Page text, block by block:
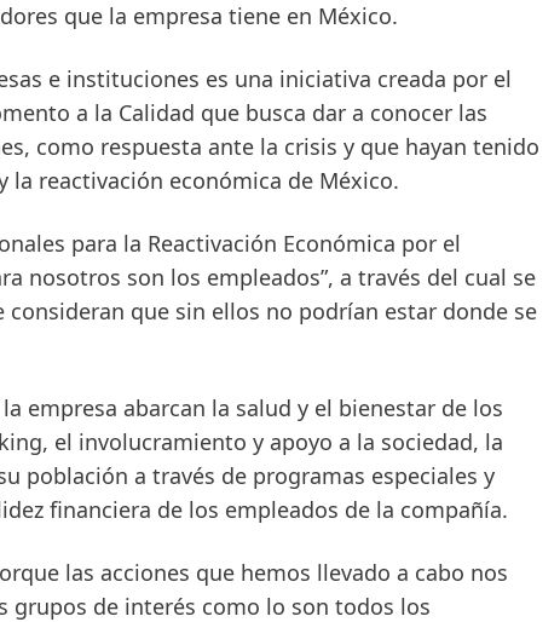
que la empresa tiene en México.
e instituciones es una iniciativa creada por el
a la Calidad que busca dar a conocer las
como respuesta ante la crisis y que hayan tenido
reactivación económica de México.
para la Reactivación Económica por el
nosotros son los empleados”, a través del cual se
que sin ellos no podrían estar donde se
empresa abarcan la salud y el bienestar de los
el involucramiento y apoyo a la sociedad, la
población a través de programas especiales y
financiera de los empleados de la compañía.
las acciones que hemos llevado a cabo nos
de interés como lo son todos los